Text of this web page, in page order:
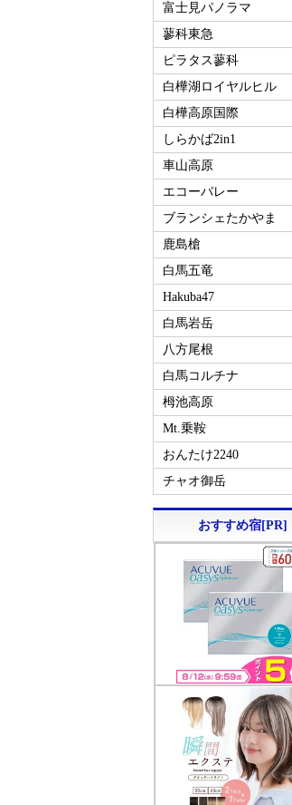
富士見パノラマ
蓼科東急
ピラタス蓼科
白樺湖ロイヤルヒル
白樺高原国際
しらかば2in1
車山高原
エコーバレー
ブランシェたかやま
鹿島槍
白馬五竜
Hakuba47
白馬岩岳
八方尾根
白馬コルチナ
栂池高原
Mt.乗鞍
おんたけ2240
チャオ御岳
おすすめ宿[PR]